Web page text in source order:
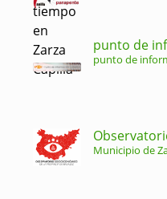
punto de
punto de
Municipio de